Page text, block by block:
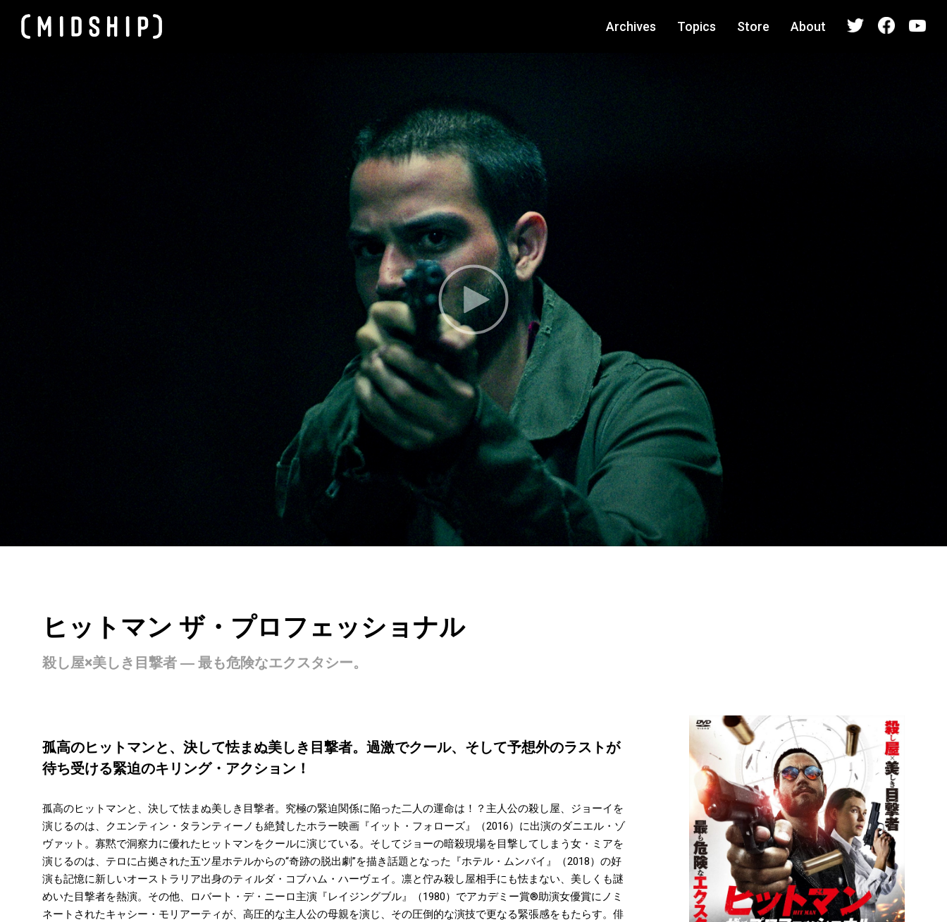
Archives Topics Store About
ヒットマン ザ・プロフェッショナル
殺し屋×美しき目撃者 ― 最も危険なエクスタシー。
孤高のヒットマンと、決して怯まぬ美しき目撃者。過激でクール、そして予想外のラストが
待ち受ける緊迫のキリング・アクション！
孤高のヒットマンと、決して怯まぬ美しき目撃者。究極の緊迫関係に陥った二人の運命は！？主人公の殺し屋、ジョーイを
演じるのは、クエンティン・タランティーノも絶賛したホラー映画『イット・フォローズ』（2016）に出演のダニエル・ゾ
ヴァット。寡黙で洞察力に優れたヒットマンをクールに演じている。そしてジョーの暗殺現場を目撃してしまう女・ミアを
演じるのは、テロに占拠された五ツ星ホテルからの“奇跡の脱出劇”を描き話題となった『ホテル・ムンバイ』（2018）の好
演も記憶に新しいオーストラリア出身のティルダ・コブハム・ハーヴェイ。凛と佇み殺し屋相手にも怯まない、美しくも謎
めいた目撃者を熱演。その他、ロバート・デ・ニーロ主演『レイジングブル』（1980）でアカデミー賞®助演女優賞にノミ
ネートされたキャシー・モリアーティが、高圧的な主人公の母親を演じ、その圧倒的な演技で更なる緊張感をもたらす。俳